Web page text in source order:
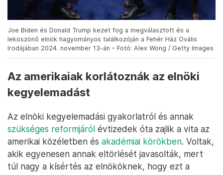
Joe Biden és Donald Trump kezet fog a megválasztott és a
leköszönő elnök hagyományos találkozóján a Fehér Ház Ovális
Irodájában 2024. november 13-án – Fotó: Alex Wong / Getty Images
Az amerikaiak korlátoznák az elnöki
kegyelemadást
Az elnöki kegyelemadási gyakorlatról és annak
szükséges reformjáról évtizedek óta zajlik a vita az
amerikai közéletben és akadémiai körökben. Voltak,
akik egyenesen annak eltörlését javasolták, mert
túl nagy a kísértés az elnököknek, hogy ezt a